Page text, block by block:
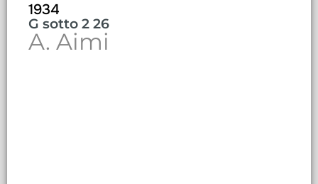
1934
G sotto 2 26
A. Aimi